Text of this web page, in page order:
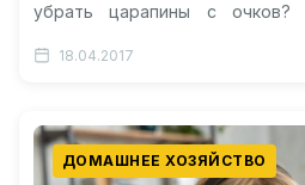
убрать царапины с очков?
18.04.2017
ДОМАШНЕЕ ХОЗЯЙСТВО